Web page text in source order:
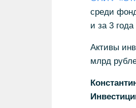
среди
и за 3
Активы
млрд